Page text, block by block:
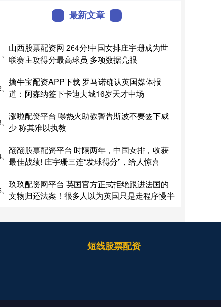
最新文章
山西股票配资网 264分!中国女排庄宇珊成为世
联赛主攻得分最高球员 多项数据亮眼
擒牛宝配资APP下载 罗马诺确认英国媒体报
道：阿森纳签下卡迪夫城16岁天才中场
涨啦配资平台 曝热火助教警告斯波不要签下威
少 称其难以执教
翻翻股票配资平台 时隔两年，中国女排，收获
最佳战绩! 庄宇珊三连“发球得分”，给人惊喜
玖玖配资网平台 英国官方正式拒绝跟进法国的
文物归还法案！很多人以为英国只是走程序慢半
短线股票配资